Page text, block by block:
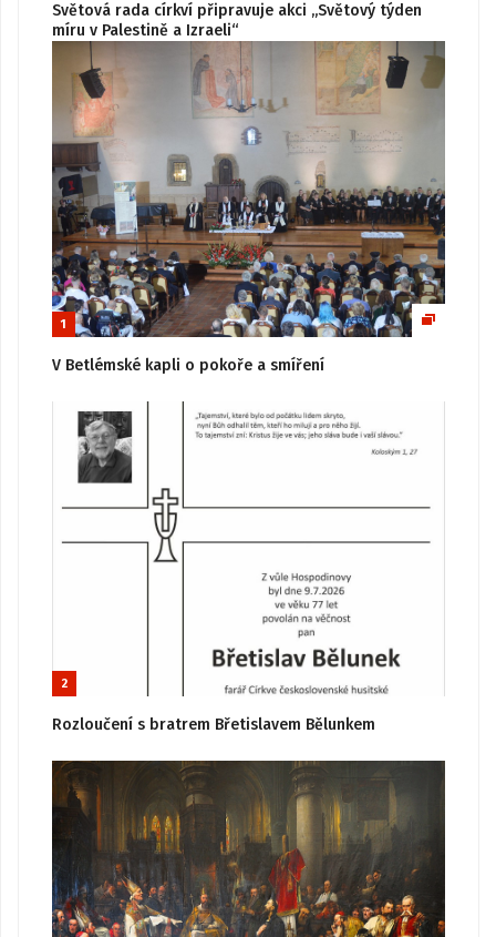
Světová rada církví připravuje akci „Světový týden
míru v Palestině a Izraeli“
1
V Betlémské kapli o pokoře a smíření
2
Rozloučení s bratrem Břetislavem Bělunkem